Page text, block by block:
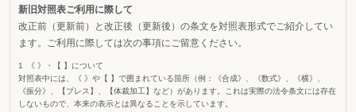
新旧対照表ご利用に際して
改正前（更新前）と改正後（更新後）の条文を対照表形式でご紹介してい
ます。ご利用に際しては次の事項にご留意ください。
《 》・【 】について
対照表中には、《 》や【 】で囲まれている箇所（例：《合成》、《数式》、《横》、
《振分》、【ブレス】、【体裁加工】など）があります。これは実際の法令条文には存在
しないもので、本来の表示とは異なることを示しています。